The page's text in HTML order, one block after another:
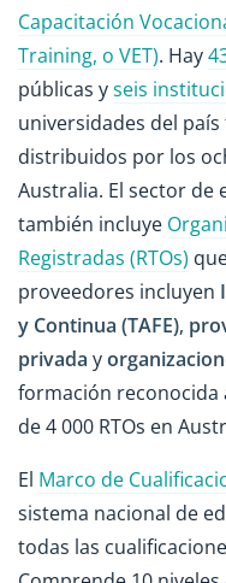
Capacitación
Training, o VET). Hay
públicas yseis
universidades del
distribuidos por los
Australia. El sector de
también incluye
Registradas (RTOs)
proveedores incluyen
y Continua (TAFE),
privada y
formación reconocida
de 4 000 RTOs en
El Marco de
sistema nacional de
todas las